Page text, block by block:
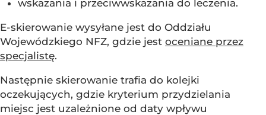
wskazania i przeciwwskazania do leczenia.
E-skierowanie wysyłane jest do Oddziału
Wojewódzkiego NFZ, gdzie jest oceniane przez
specjalistę.
Następnie skierowanie trafia do kolejki
oczekujących, gdzie kryterium przydzielania
miejsc jest uzależnione od daty wpływu